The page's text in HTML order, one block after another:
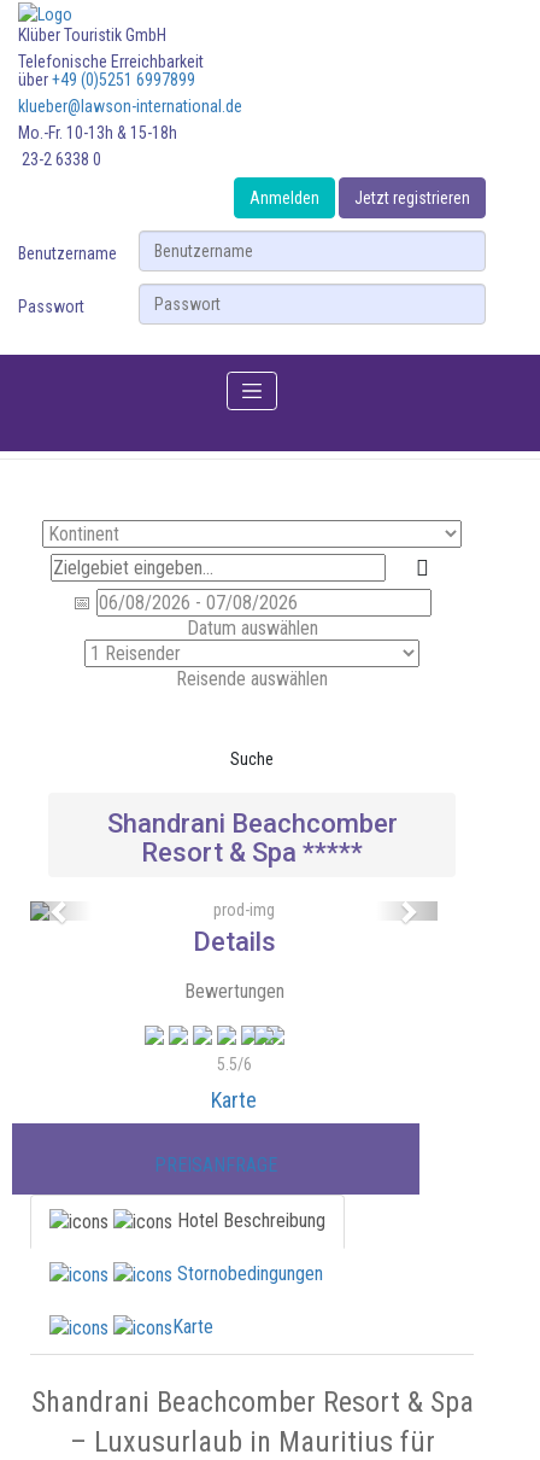
Klüber Touristik GmbH
Telefonische Erreichbarkeit
über+49 (0)5251 6997899
klueber@lawson-international.de
Mo.-Fr. 10-13h & 15-18h
23-2 6338 0
Anmelden
Jetzt registrieren
Benutzername
Passwort
Datum auswählen
Reisende auswählen
Suche
Shandrani Beachcomber
Resort & Spa *****
Previous Next
Details
Bewertungen
5.5/6
Karte
PREISANFRAGE
Hotel Beschreibung
Stornobedingungen
Karte
Shandrani Beachcomber Resort & Spa
– Luxusurlaub in Mauritius für